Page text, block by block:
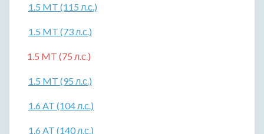
1.5 MT (115 л.с.)
1.5 MT (73 л.с.)
1.5 MT (75 л.с.)
1.5 MT (95 л.с.)
1.6 AT (104 л.с.)
1.6 AT (140 л.с.)